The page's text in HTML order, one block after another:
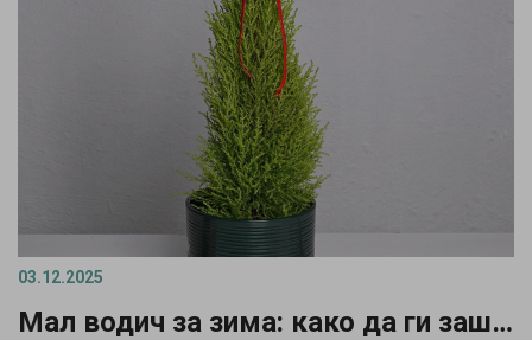
03.12.2025
Мал водич за зима: како да ги заштитиш домашните растенија